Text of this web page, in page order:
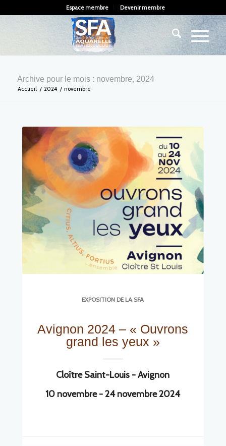
Espace membre Devenir membre
Archive pour le mois : novembre, 2024
Accueil / 2024 / novembre
EXPOSITION DE LA SFA
Avignon 2024 – « Ouvrons
grand les yeux »
Cloître Saint-Louis - Avignon
10 novembre - 24 novembre 2024